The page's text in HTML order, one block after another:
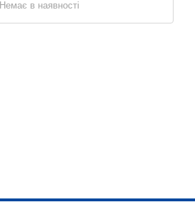
Немає в наявності